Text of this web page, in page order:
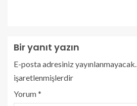
Bir yanıt yazın
E-posta adresiniz yayınlanmayacak.
işaretlenmişlerdir
Yorum*